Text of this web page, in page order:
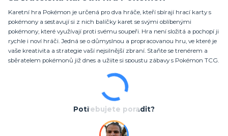
Karetní hra Pokémon je určená pro dva hráče, kteří sbírají hrací karty s
pokémony a sestavují si z nich balíčky karet se svými oblíbenými
pokémony, které využívají proti svému soupeři. Hra není složitá a pochopí ji
rychle i noví hráči. Jedná se o důmyslnou a propracovanou hru, ve které je
vaše kreativita a strategie vaší nejsilnější zbraní. Staňte se trenérem a
sběratelem pokémonů již dnes a užijte si spoustu zábavy s Pokémon TCG.
Potřebujete poradit?